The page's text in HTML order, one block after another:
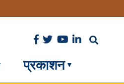
प्रकाशन